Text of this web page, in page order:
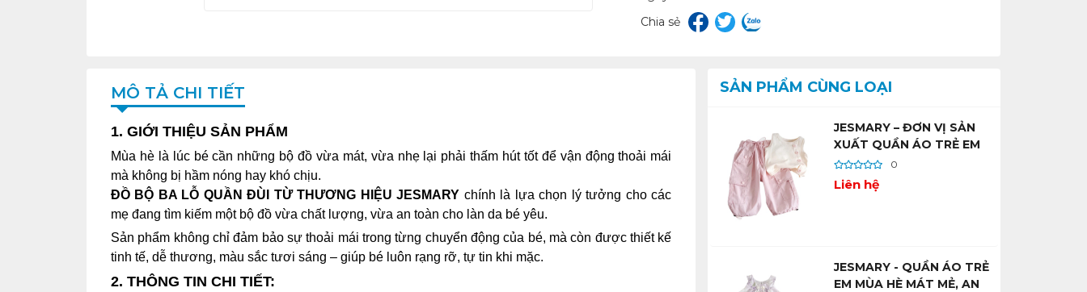
Chia sẻ
MÔ TẢ CHI TIẾT
1. GIỚI THIỆU SẢN PHẨM
Mùa hè là lúc bé cần những bộ đồ vừa mát, vừa nhẹ lại phải thấm hút tốt để vận động thoải mái
mà không bị hầm nóng hay khó chịu.
ĐỒ BỘ BA LỖ QUẦN ĐÙI TỪ THƯƠNG HIỆU JESMARY chính là lựa chọn lý tưởng cho các
mẹ đang tìm kiếm một bộ đồ vừa chất lượng, vừa an toàn cho làn da bé yêu.
Sản phẩm không chỉ đảm bảo sự thoải mái trong từng chuyển động của bé, mà còn được thiết kế
tinh tế, dễ thương, màu sắc tươi sáng – giúp bé luôn rạng rỡ, tự tin khi mặc.
2. THÔNG TIN CHI TIẾT:
SẢN PHẨM CÙNG LOẠI
JESMARY – ĐƠN VỊ SẢN
XUẤT QUẦN ÁO TRẺ EM
HỢP THỜI TRANG SỐ
LƯỢNG LỚN
0
Liên hệ
JESMARY - QUẦN ÁO TRẺ
EM MÙA HÈ MÁT MẺ, AN